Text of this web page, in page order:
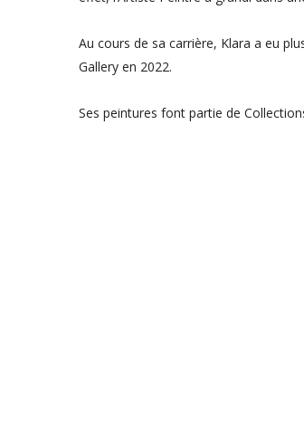
Au cours de sa carrière, Klara a eu
Gallery en 2022.
Ses peintures font partie de